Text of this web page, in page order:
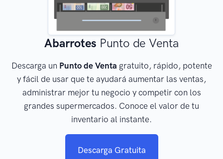
Abarrotes Punto de Venta
Descarga un Punto de Venta gratuito, rápido, potente
y fácil de usar que te ayudará aumentar las ventas,
administrar mejor tu negocio y competir con los
grandes supermercados. Conoce el valor de tu
inventario al instante.
Descarga Gratuita